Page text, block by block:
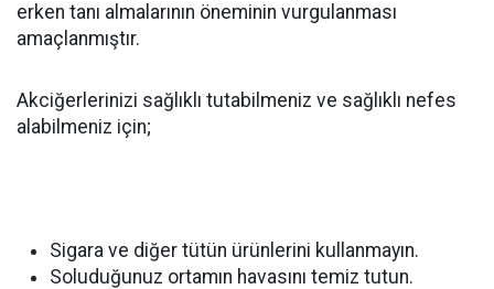
erken tanı almalarının öneminin vurgulanması
amaçlanmıştır.
Akciğerlerinizi sağlıklı tutabilmeniz ve sağlıklı nefes
alabilmeniz için;
Sigara ve diğer tütün ürünlerini kullanmayın.
Soluduğunuz ortamın havasını temiz tutun.